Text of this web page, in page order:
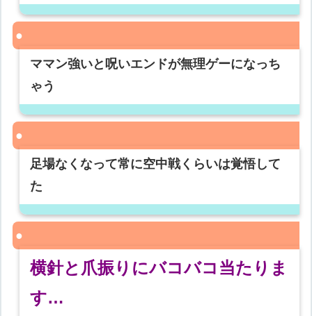
ママン強いと呪いエンドが無理ゲーになっち
ゃう
足場なくなって常に空中戦くらいは覚悟して
た
横針と爪振りにバコバコ当たりま
す…